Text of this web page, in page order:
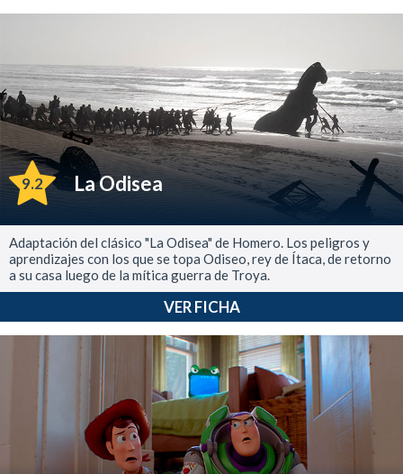
9.2 La Odisea
Adaptación del clásico "La Odisea" de Homero. Los peligros y
aprendizajes con los que se topa Odiseo, rey de Ítaca, de retorno
a su casa luego de la mítica guerra de Troya.
VER FICHA